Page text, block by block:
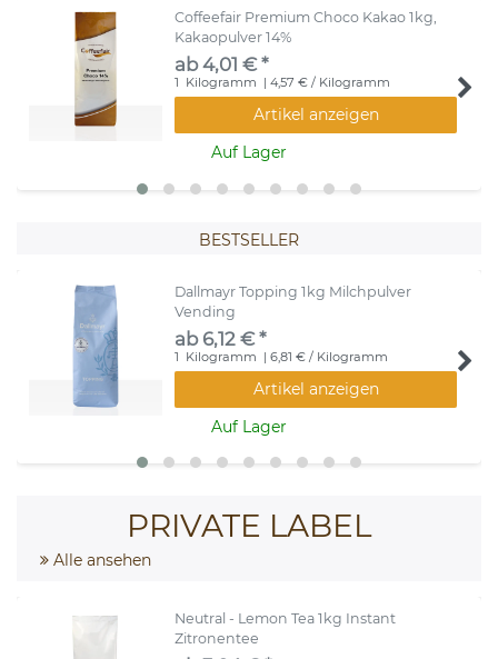
Coffeefair Premium Choco Kakao 1kg,
Kakaopulver 14%
ab 4,01 € *
1 Kilogramm | 4,57 € / Kilogramm
Artikel anzeigen
Auf Lager
BESTSELLER
Dallmayr Topping 1kg Milchpulver
Vending
ab 6,12 € *
1 Kilogramm | 6,81 € / Kilogramm
Artikel anzeigen
Auf Lager
PRIVATE LABEL
Alle ansehen
Neutral - Lemon Tea 1kg Instant
Zitronentee